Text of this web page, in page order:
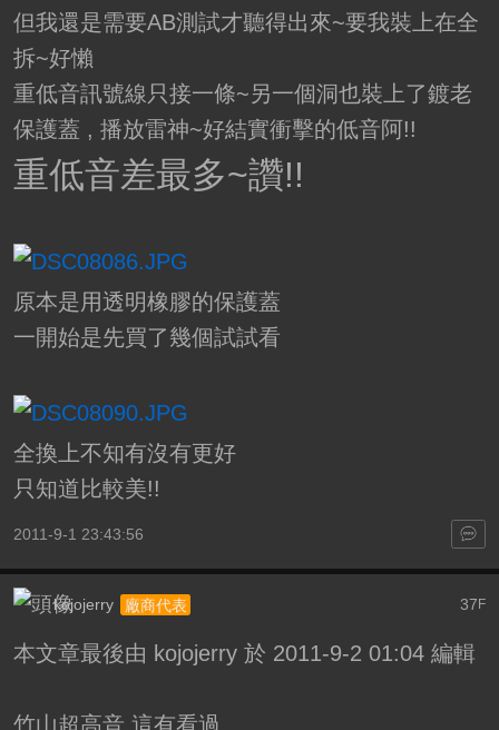
但我還是需要AB測試才聽得出來~要我裝上在全
拆~好懶
重低音訊號線只接一條~另一個洞也裝上了鍍老
保護蓋 , 播放雷神~好結實衝擊的低音阿!!
重低音差最多~讚!!
原本是用透明橡膠的保護蓋
一開始是先買了幾個試試看
全換上不知有沒有更好
只知道比較美!!
2011-9-1 23:43:56
37 F
kojojerry 廠商代表
本文章最後由 kojojerry 於 2011-9-2 01:04 編輯
竹山超高音 這有看過